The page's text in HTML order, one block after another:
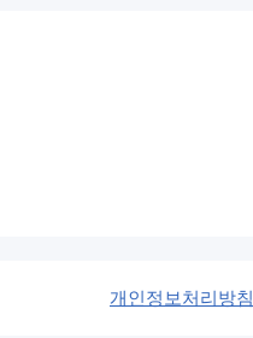
개인정보처리방침